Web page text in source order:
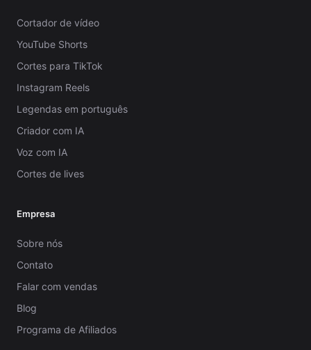
Cortador de vídeo
YouTube Shorts
Cortes para TikTok
Instagram Reels
Legendas em português
Criador com IA
Voz com IA
Cortes de lives
Empresa
Sobre nós
Contato
Falar com vendas
Blog
Programa de Afiliados